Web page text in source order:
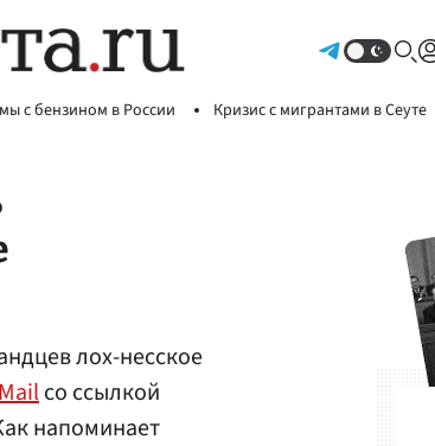
с бензином в России Кризис с мигрантами в Сеуте
лох-несское
со ссылкой
напоминает